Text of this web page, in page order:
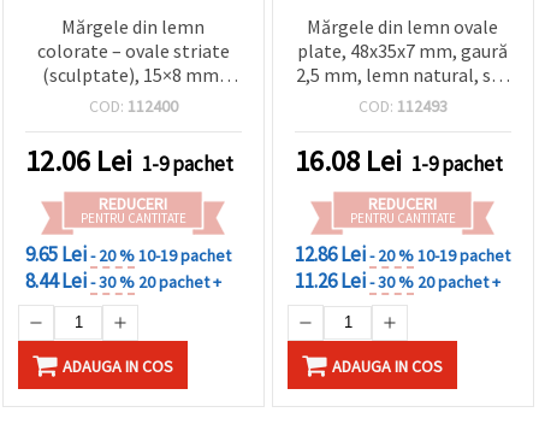
Mărgele din lemn
colorate – ovale striate
(sculptate), 15×8 mm,
gaură 3 mm, culori
buc.), pentru bijuterii,
brățări, coliere, macramé
și decorațiuni hobby și DIY
COD: 112400
12.06 Lei 1-9 pachet
REDUCERI
PENTRU CANTITATE
9.65 Lei- 20 %10-19 pachet
8.44 Lei- 30 % 20 pachet +
ADAUGA IN COS
Mărgele din lemn ovale
plate, 48x35x7 mm, gaură
2,5 mm, lemn natural, set
2 buc – pentru bijuterii
coliere, macrame și
decorațiuni
COD: 112493
16.08 Lei 1-9 pachet
REDUCERI
PENTRU CANTITATE
12.86 Lei- 20 %10-19 pachet
11.26 Lei- 30 % 20 pachet +
ADAUGA IN COS